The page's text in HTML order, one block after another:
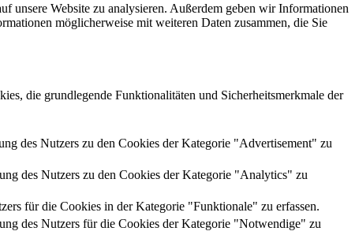
unsere Website zu analysieren. Außerdem geben wir Informationen
möglicherweise mit weiteren Daten zusammen, die Sie
die grundlegende Funktionalitäten und Sicherheitsmerkmale der
des Nutzers zu den Cookies der Kategorie "Advertisement" zu
des Nutzers zu den Cookies der Kategorie "Analytics" zu
für die Cookies in der Kategorie "Funktionale" zu erfassen.
des Nutzers für die Cookies der Kategorie "Notwendige" zu